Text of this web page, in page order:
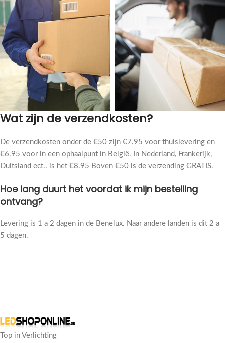
Wat zijn de verzendkosten?
De verzendkosten onder de €50 zijn €7.95 voor thuislevering en
€6.95 voor in een ophaalpunt in België. In Nederland, Frankerijk,
Duitsland ect.. is het €8.95 Boven €50 is de verzending GRATIS.
Hoe lang duurt het voordat ik mijn bestelling
ontvang?
Levering is 1 a 2 dagen in de Benelux. Naar andere landen is dit 2 a
5 dagen.
Top in Verlichting